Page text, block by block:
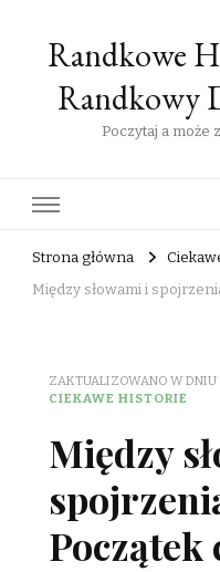
Randkowe
Randkowy
Poczytaj a może
Strona główna
Między słowami i
ZAKTUALIZOWANO W DNIU
CIEKAWE HISTORIE
Między
Początek